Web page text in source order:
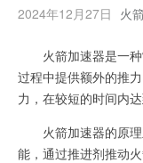
2024年12月27日 火
火箭加速器是一种
过程中提供额外的推
力，在较短的时间内达
火箭加速器的原理
能，通过推进剂推动